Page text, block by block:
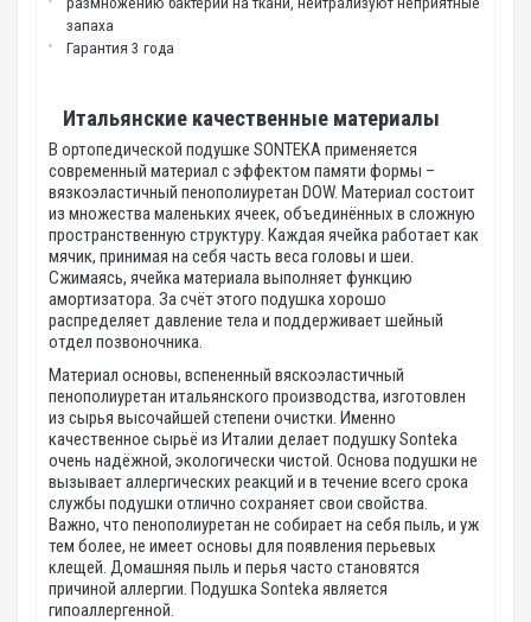
запаха
Гарантия 3 года
Итальянские качественные материалы
В ортопедической подушке SONTEKA применяется
современный материал с эффектом памяти формы –
вязкоэластичный пенополиуретан DOW. Материал состоит
из множества маленьких ячеек, объединённых в сложную
пространственную структуру. Каждая ячейка работает как
мячик, принимая на себя часть веса головы и шеи.
Сжимаясь, ячейка материала выполняет функцию
амортизатора. За счёт этого подушка хорошо
распределяет давление тела и поддерживает шейный
отдел позвоночника.
Материал основы, вспененный вяскоэластичный
пенополиуретан итальянского производства, изготовлен
из сырья высочайшей степени очистки. Именно
качественное сырьё из Италии делает подушку Sonteka
очень надёжной, экологически чистой. Основа подушки не
вызывает аллергических реакций и в течение всего срока
службы подушки отлично сохраняет свои свойства.
Важно, что пенополиуретан не собирает на себя пыль, и уж
тем более, не имеет основы для появления перьевых
клещей. Домашняя пыль и перья часто становятся
причиной аллергии. Подушка Sonteka является
гипоаллергенной.